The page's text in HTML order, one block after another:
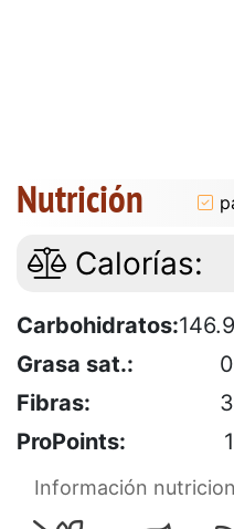
Nutrición
Calorías:
Carbohidratos:
Grasa sat.:
Fibras:
ProPoints:
Información